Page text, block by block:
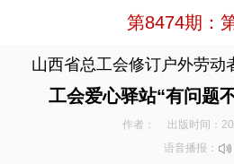
第8474期：
山西省总工会修订户外劳动
工会爱心驿站“有问题
作者：
出版时间：
语音播报：